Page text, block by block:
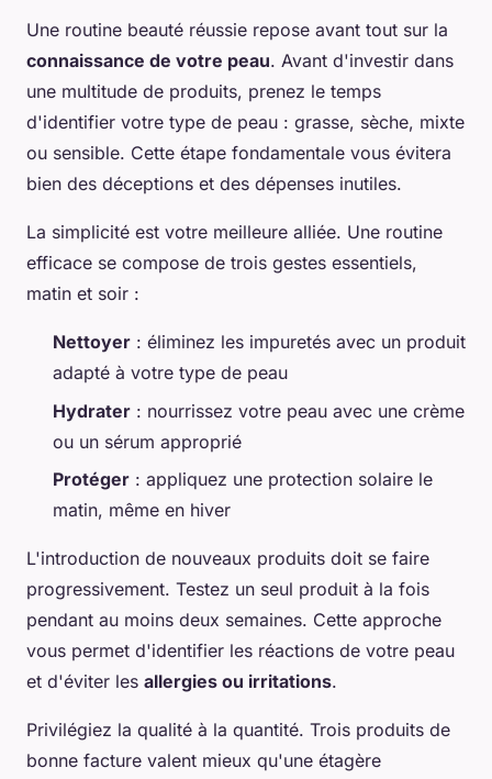
Une routine beauté réussie repose avant tout sur la
connaissance de votre peau. Avant d'investir dans
une multitude de produits, prenez le temps
d'identifier votre type de peau : grasse, sèche, mixte
ou sensible. Cette étape fondamentale vous évitera
bien des déceptions et des dépenses inutiles.
La simplicité est votre meilleure alliée. Une routine
efficace se compose de trois gestes essentiels,
matin et soir :
Nettoyer : éliminez les impuretés avec un produit
adapté à votre type de peau
Hydrater : nourrissez votre peau avec une crème
ou un sérum approprié
Protéger : appliquez une protection solaire le
matin, même en hiver
L'introduction de nouveaux produits doit se faire
progressivement. Testez un seul produit à la fois
pendant au moins deux semaines. Cette approche
vous permet d'identifier les réactions de votre peau
et d'éviter les allergies ou irritations.
Privilégiez la qualité à la quantité. Trois produits de
bonne facture valent mieux qu'une étagère